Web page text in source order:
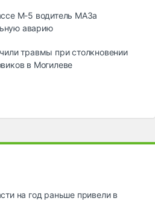
М-5 водитель МАЗа
аварию
травмы при столкновении
в Могилеве
на год раньше привели в